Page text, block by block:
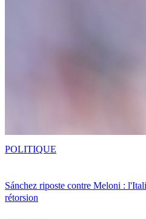
Sánchez riposte contre Meloni :
rétorsion
POLITIQUE